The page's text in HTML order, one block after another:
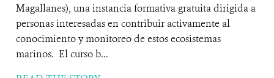
Magallanes), una instancia formativa gratuita dirigida a
personas interesadas en contribuir activamente al
conocimiento y monitoreo de estos ecosistemas
marinos. El curso b...